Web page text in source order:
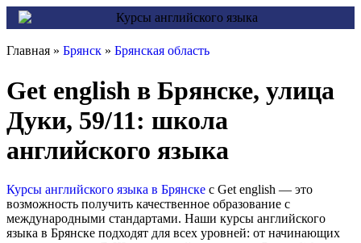
Главная » Брянск » Брянская область
Get english в Брянске, улица
Дуки, 59/11: школа
английского языка
Курсы английского языка в Брянске с Get english — это
возможность получить качественное образование с
международными стандартами. Наши курсы английского
языка в Брянске подходят для всех уровней: от начинающих